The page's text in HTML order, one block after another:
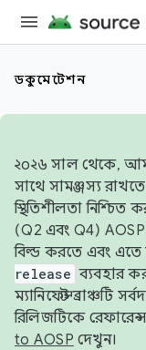
ডকুমেন্টেশন
২০২৬ সাল থেকে,
সাথে সামঞ্জস্য
স্থিতিশীলতা নিশ্চিত
(Q2 এবং Q4)
বিল্ড করতে এবং
release ব্যবহার
ম্যানিফেস্ট ব্রাঞ্চটি
রিলিজটিকে
to AOSP দেখুন।